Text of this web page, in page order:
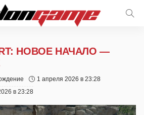
НОВОЕ НАЧАЛО —
1 апреля 2026 в 23:28
в 23:28